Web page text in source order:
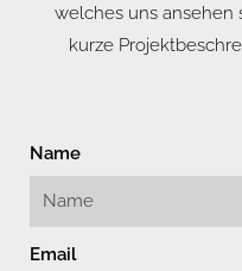
welches uns ansehen
kurze
Name
Email